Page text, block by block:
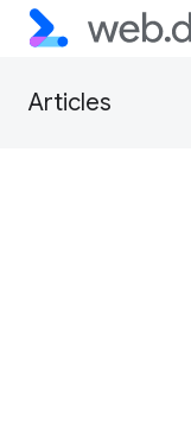
Articles